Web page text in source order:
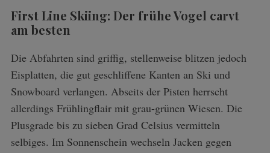
First Line Skiing: Der frühe Vogel carvt
am besten
Die Abfahrten sind griffig, stellenweise blitzen jedoch
Eisplatten, die gut geschliffene Kanten an Ski und
Snowboard verlangen. Abseits der Pisten herrscht
allerdings Frühlingflair mit grau-grünen Wiesen. Die
Plusgrade bis zu sieben Grad Celsius vermitteln
selbiges. Im Sonnenschein wechseln Jacken gegen